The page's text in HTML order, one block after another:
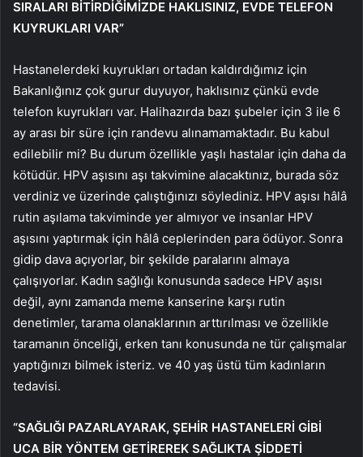
SIRALARI BİTİRDİĞİMİZDE HAKLISINIZ, EVDE TELEFON
KUYRUKLARI VAR”
Hastanelerdeki kuyrukları ortadan kaldırdığımız için
Bakanlığınız çok gurur duyuyor, haklısınız çünkü evde
telefon kuyrukları var. Halihazırda bazı şubeler için 3 ile 6
ay arası bir süre için randevu alınamamaktadır. Bu kabul
edilebilir mi? Bu durum özellikle yaşlı hastalar için daha da
kötüdür. HPV aşısını aşı takvimine alacaktınız, burada söz
verdiniz ve üzerinde çalıştığınızı söylediniz. HPV aşısı hâlâ
rutin aşılama takviminde yer almıyor ve insanlar HPV
aşısını yaptırmak için hâlâ ceplerinden para ödüyor. Sonra
gidip dava açıyorlar, bir şekilde paralarını almaya
çalışıyorlar. Kadın sağlığı konusunda sadece HPV aşısı
değil, aynı zamanda meme kanserine karşı rutin
denetimler, tarama olanaklarının arttırılması ve özellikle
taramanın önceliği, erken tanı konusunda ne tür çalışmalar
yaptığınızı bilmek isteriz. ve 40 yaş üstü tüm kadınların
tedavisi.
“SAĞLIĞI PAZARLAYARAK, ŞEHİR HASTANELERİ GİBİ
UCA BİR YÖNTEM GETİREREK SAĞLIKTA ŞİDDETİ